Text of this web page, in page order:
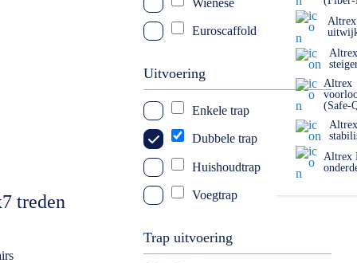
Altrex
Altrex
Altrex
(Safe-
Altrex
Altrex
treden
Wienese
Euroscaffold
Uitvoering
Enkele trap
Dubbele trap
Huishoudtrap
Voegtrap
Trap uitvoering